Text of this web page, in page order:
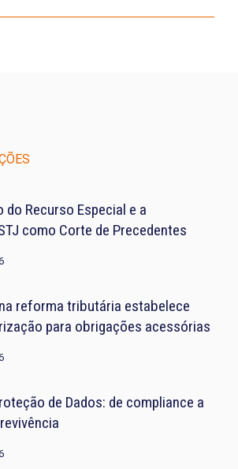
Recurso Especial e a
como Corte de Precedentes
reforma tributária estabelece
para obrigações acessórias
de Dados: de compliance a